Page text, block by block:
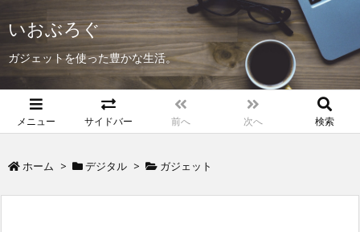
いおぶろぐ
ガジェットを使った豊かな生活。
メニュー サイドバー 前へ 次へ 検索
ホーム > デジタル > ガジェット